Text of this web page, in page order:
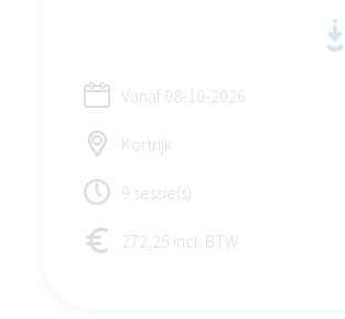
Vanaf 08-10-2026
Kortrijk
9 sessie(s)
272,25 incl. BTW